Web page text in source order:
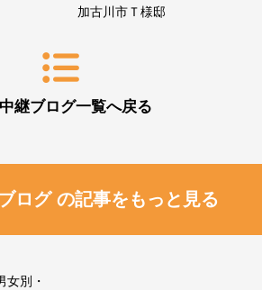
継ブログ一覧へ戻る
加古川市Ｔ様邸
ログ の記事をもっと見る
女別・